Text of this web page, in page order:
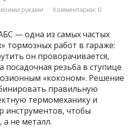
руками Комментарии: 0
— одна из самых частых
тормозных работ в гараже:
он проворачивается,
посадочная резьба в ступице
«коконом». Решение
правильную
термомеханику и
инструментов, чтобы
а не металл.